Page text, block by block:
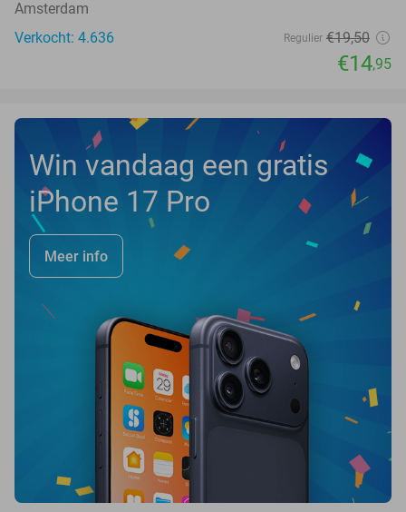
Amsterdam
Verkocht: 4.636
Regulier €19,50
€14,95
Win vandaag een gratis
iPhone 17 Pro
Meer info